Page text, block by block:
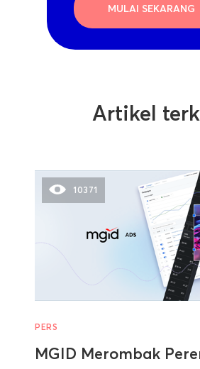
MULAI SEKARANG
Artikel
10371
PERS
MGID Merombak